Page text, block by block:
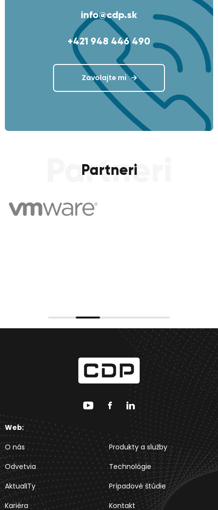
Zavolajte mi
info@cdp.sk
+421 948 446 490
Partneri
Partneri
Web:
O nás
Produkty a služby
Odvetvia
Technológie
AktualITy
Prípadové štúdie
Kariéra
Kontakt